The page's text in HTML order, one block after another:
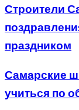
Строители
праздником
Самарские
учиться по